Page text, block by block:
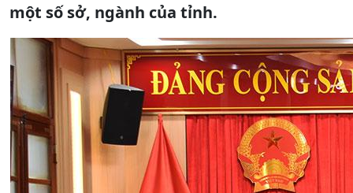
một số sở, ngành của tỉnh.